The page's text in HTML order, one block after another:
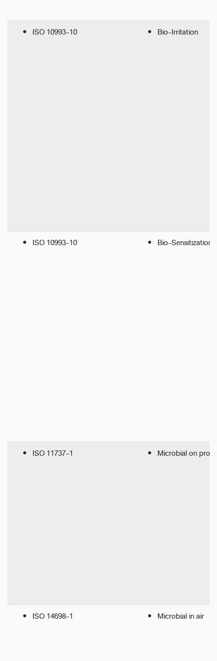
ISO 10993-10 Bio-Irritation
ISO 10993-10 Bio-Sensitization
ISO 11737-1 Microbial on
ISO 14698-1 Microbial in air